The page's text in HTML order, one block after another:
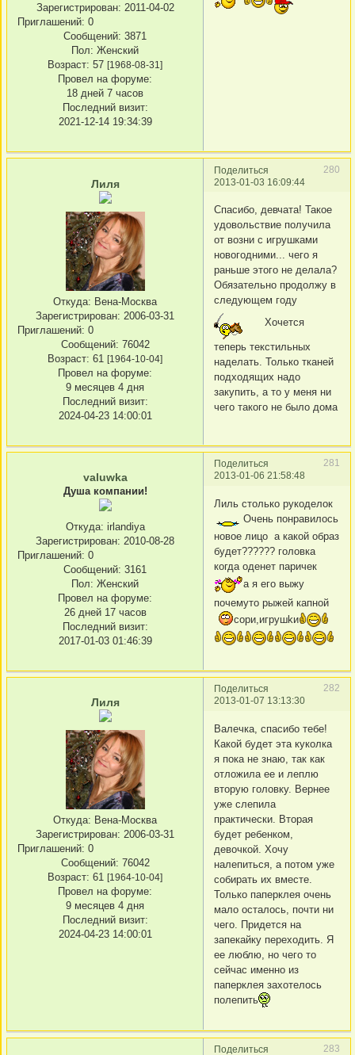
Зарегистрирован: 2011-04-02
Приглашений: 0
Сообщений: 3871
Пол: Женский
Возраст: 57 [1968-08-31]
Провел на форуме:
18 дней 7 часов
Последний визит:
2021-12-14 19:34:39
Поделиться
280
2013-01-03 16:09:44
Лиля
Откуда: Вена-Москва
Зарегистрирован: 2006-03-31
Приглашений: 0
Сообщений: 76042
Возраст: 61 [1964-10-04]
Провел на форуме:
9 месяцев 4 дня
Последний визит:
2024-04-23 14:00:01
Спасибо, девчата! Такое
удовольствие получила
от возни с игрушками
новогодними... чего я
раньше этого не делала?
Обязательно продолжу в
следующем году
Хочется
теперь текстильных
наделать. Только тканей
подходящих надо
закупить, а то у меня ни
чего такого не было дома
Поделиться
281
2013-01-06 21:58:48
valuwka
Душа компании!
Откуда: irlandiya
Зарегистрирован: 2010-08-28
Приглашений: 0
Сообщений: 3161
Пол: Женский
Провел на форуме:
26 дней 17 часов
Последний визит:
2017-01-03 01:46:39
Лиль столько рукоделок
Очень понравилось
новое лицо а какой образ
будет?????? головка
когда оденет паричек
а я его выжу
почемуто рыжей капной
сори,игрушkи
Поделиться
282
2013-01-07 13:13:30
Лиля
Откуда: Вена-Москва
Зарегистрирован: 2006-03-31
Приглашений: 0
Сообщений: 76042
Возраст: 61 [1964-10-04]
Провел на форуме:
9 месяцев 4 дня
Последний визит:
2024-04-23 14:00:01
Валечка, спасибо тебе!
Какой будет эта куколка
я пока не знаю, так как
отложила ее и леплю
вторую головку. Вернее
уже слепила
практически. Вторая
будет ребенком,
девочкой. Хочу
налепиться, а потом уже
собирать их вместе.
Только паперклея очень
мало осталось, почти ни
чего. Придется на
запекайку переходить. Я
ее люблю, но чего то
сейчас именно из
паперклея захотелось
полепить
Поделиться
283